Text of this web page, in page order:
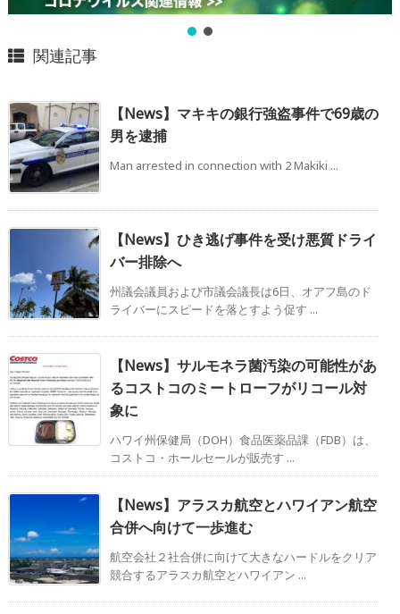
関連記事
【News】マキキの銀行強盗事件で69歳の
男を逮捕
Man arrested in connection with 2 Makiki ...
【News】ひき逃げ事件を受け悪質ドライ
バー排除へ
州議会議員および市議会議長は6日、オアフ島のド
ライバーにスピードを落とすよう促す ...
【News】サルモネラ菌汚染の可能性があ
るコストコのミートローフがリコール対
象に
ハワイ州保健局（DOH）食品医薬品課（FDB）は、
コストコ・ホールセールが販売す ...
【News】アラスカ航空とハワイアン航空
合併へ向けて一歩進む
航空会社２社合併に向けて大きなハードルをクリア
競合するアラスカ航空とハワイアン ...